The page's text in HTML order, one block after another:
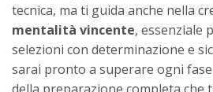
tecnica, ma ti guida anche nella
mentalità vincente, essenziale
selezioni con determinazione e
sarai pronto a superare ogni